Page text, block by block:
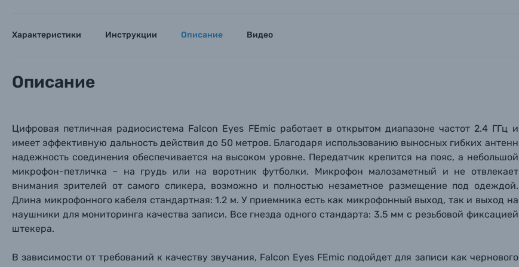
Появились вопросы?
Появились вопросы?
Цифровые фотоаппараты
Фотокамеры моментальной печати
Характеристики Инструкции Описание Видео
Описание
Цифровая петличная радиосистема Falcon Eyes FEmic работает в открытом диапазоне частот 2.4 ГГц и
имеет эффективную дальность действия до 50 метров. Благодаря использованию выносных гибких антенн
надежность соединения обеспечивается на высоком уровне. Передатчик крепится на пояс, а небольшой
микрофон-петличка – на грудь или на воротник футболки. Микрофон малозаметный и не отвлекает
внимания зрителей от самого спикера, возможно и полностью незаметное размещение под одеждой.
Длина микрофонного кабеля стандартная: 1.2 м. У приемника есть как микрофонный выход, так и выход на
наушники для мониторинга качества записи. Все гнезда одного стандарта: 3.5 мм с резьбовой фиксацией
штекера.
В зависимости от требований к качеству звучания, Falcon Eyes FEmic подойдет для записи как чернового
Появились вопросы?